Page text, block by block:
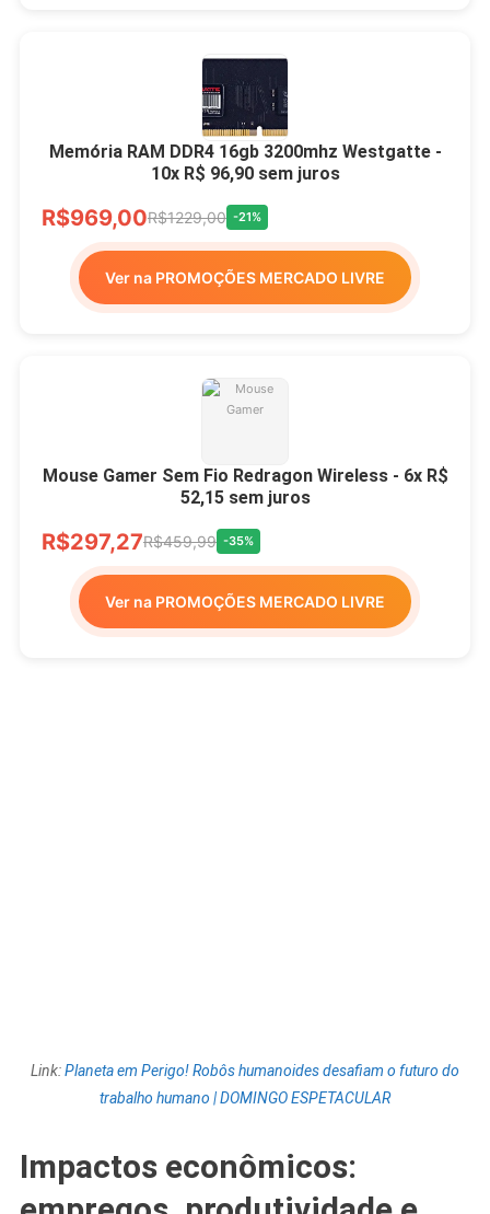
Memória RAM DDR4 16gb 3200mhz Westgatte -
10x R$ 96,90 sem juros
R$969,00R$1229,00 -21%
Ver na PROMOÇÕES MERCADO LIVRE
Mouse Gamer Sem Fio Redragon Wireless - 6x R$
52,15 sem juros
R$297,27R$459,99 -35%
Ver na PROMOÇÕES MERCADO LIVRE
Link:Planeta em Perigo! Robôs humanoides desafiam o futuro do
trabalho humano | DOMINGO ESPETACULAR
Impactos econômicos: